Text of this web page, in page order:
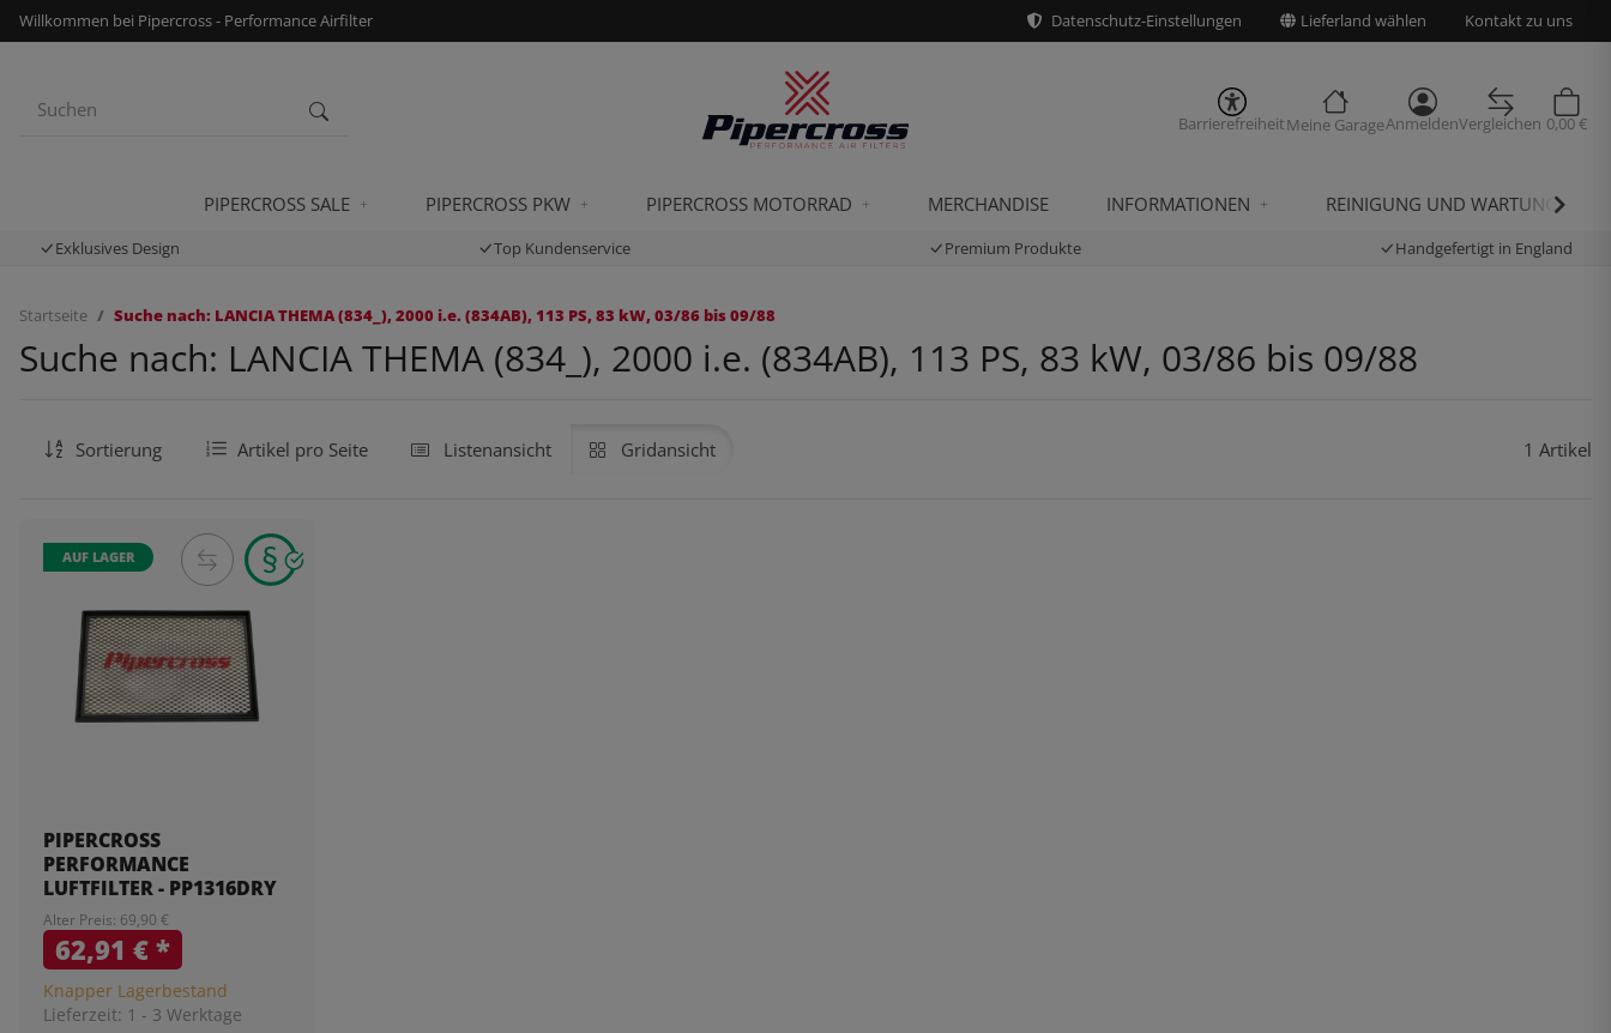
Willkommen bei Pipercross - Performance Airfilter Datenschutz-Einstellungen Lieferland wählen Kontakt zu uns
BarrierefreiheitMeine GarageAnmeldenVergleichen 0,00 €
PIPERCROSS SALE PIPERCROSS PKW PIPERCROSS MOTORRAD MERCHANDISE INFORMATIONEN REINIGUNG UND WARTUNG
Exklusives Design Top Kundenservice Premium Produkte Handgefertigt in England
Startseite Suche nach: LANCIA THEMA (834_), 2000 i.e. (834AB), 113 PS, 83 kW, 03/86 bis 09/88
Suche nach: LANCIA THEMA (834_), 2000 i.e. (834AB), 113 PS, 83 kW, 03/86 bis 09/88
Sortierung Artikel pro Seite Listenansicht Gridansicht 1 Artikel
AUF LAGER
PIPERCROSS
PERFORMANCE
LUFTFILTER - PP1316DRY
Alter Preis: 69,90 €
62,91 €*
Knapper Lagerbestand
Lieferzeit: 1 - 3 Werktage